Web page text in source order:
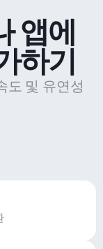
앱에
하기
도 및 유연성